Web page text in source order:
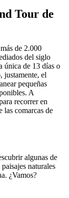
Tour de
de 2.000
del siglo
única de 13 días o
justamente, el
pequeñas
A
recorrer en
las comarcas de
algunas de
naturales
¿Vamos?